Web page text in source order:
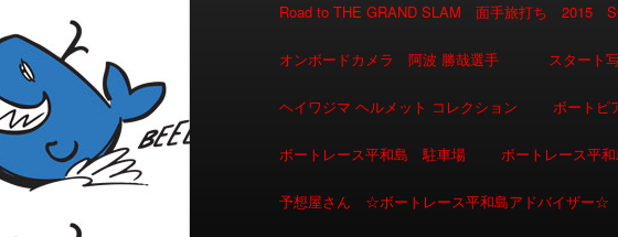
Road to THE GRAND SLAM 面手旅打ち 2015
オンボードカメラ 阿波 勝哉選手 スタート
ヘイワジマ ヘルメット コレクション ボートピ
ボートレース平和島 駐車場 ボートレース平
予想屋さん ☆ボートレース平和島アドバイザー☆